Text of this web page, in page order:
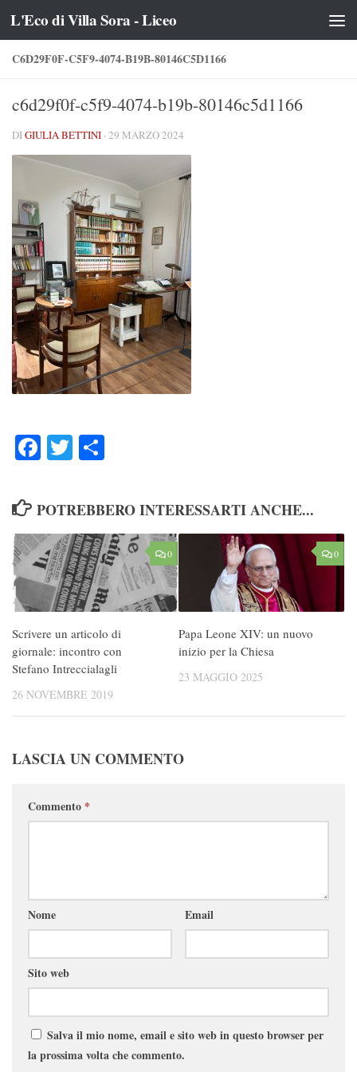
Salta al contenuto
L'Eco di Villa Sora - Liceo
C6D29F0F-C5F9-4074-B19B-80146C5D1166
c6d29f0f-c5f9-4074-b19b-80146c5d1166
DIGIULIA BETTINI · 29 MARZO 2024
FacebookTwitter
POTREBBERO INTERESSARTI ANCHE...
0
Scrivere un articolo di
giornale: incontro con
Stefano Intreccialagli
26 NOVEMBRE 2019
0
Papa Leone XIV: un nuovo
inizio per la Chiesa
23 MAGGIO 2025
LASCIA UN COMMENTO
Commento *
Nome Email
Sito web
Salva il mio nome, email e sito web in questo browser per
la prossima volta che commento.